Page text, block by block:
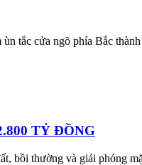
tắc cửa ngõ phía Bắc
TỶ ĐỒNG
bồi thường và giải phóng